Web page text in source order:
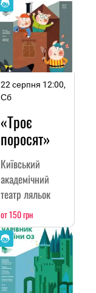
22 серпня 12:00,
Сб
«Троє
поросят»
Київський
академічний
театр ляльок
от 150 грн